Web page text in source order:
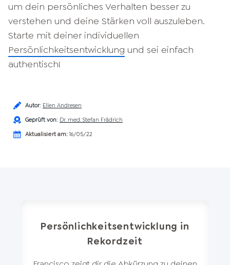
um dein persönliches Verhalten besser zu
verstehen und deine Stärken voll auszuleben.
Starte mit deiner individuellen
Persönlichkeitsentwicklung und sei einfach
authentisch!
Autor: Ellen Andresen
Geprüft von: Dr. med. Stefan Frädrich
Aktualisiert am: 16/05/22
Persönlichkeitsentwicklung in
Rekordzeit